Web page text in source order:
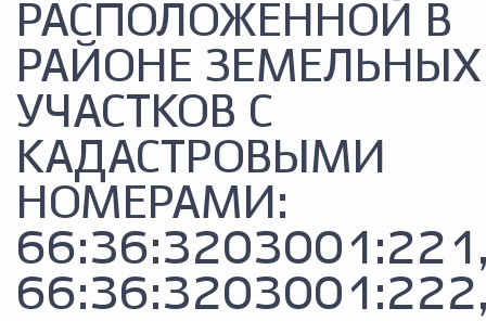
РАСПОЛОЖЕННОЙ В
РАЙОНЕ ЗЕМЕЛЬНЫХ
УЧАСТКОВ С
КАДАСТРОВЫМИ
НОМЕРАМИ: